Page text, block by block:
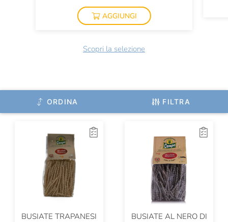
AGGIUNGI
Scopri la selezione
ORDINA FILTRA
BUSIATE TRAPANESI
BUSIATE AL NERO DI